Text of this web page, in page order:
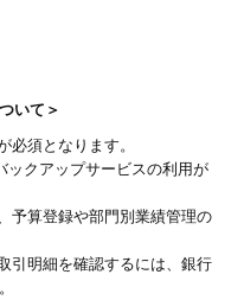
いて＞
須となります。
クアップサービスの利用が
予算登録や部門別業績管理の
引明細を確認するには、銀行